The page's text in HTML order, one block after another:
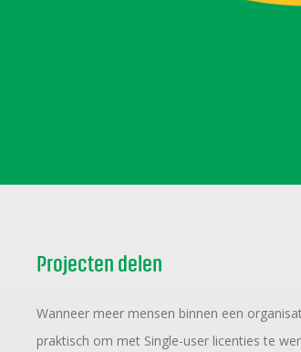
Projecten delen
Wanneer meer mensen binnen een
praktisch om met Single-user licenties te